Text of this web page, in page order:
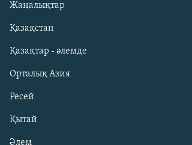
Жаңалықтар
Қазақстан
Қазақтар - әлемде
Орталық Азия
Ресей
Қытай
Әлем